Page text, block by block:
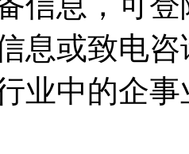
息或致电
业中的企